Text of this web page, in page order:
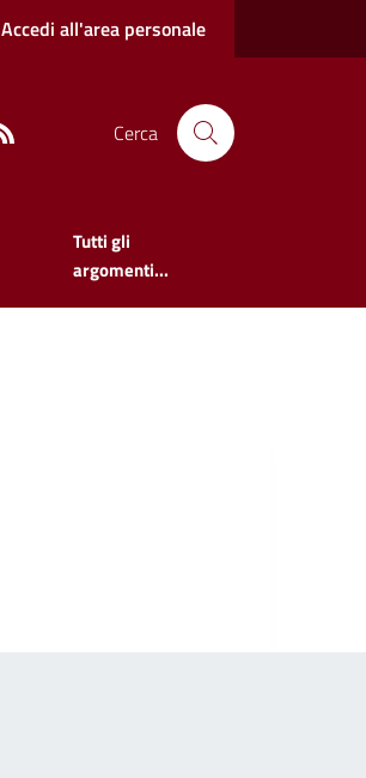
Accedi all'area personale
Cerca
Tutti gli
argomenti...